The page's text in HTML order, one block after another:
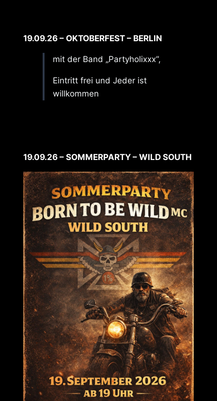
19.09.26 – OKTOBERFEST – BERLIN
mit der Band „Partyholixxx“,
Eintritt frei und Jeder ist
willkommen
19.09.26 – SOMMERPARTY – WILD SOUTH